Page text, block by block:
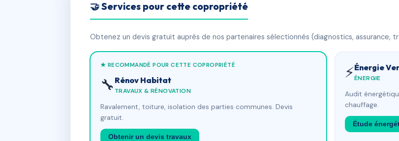
🤝 Services pour cette copropriété
Obtenez un devis gratuit auprès de nos partenaires sélectionnés (diagnostics, assurance,
★ RECOMMANDÉ POUR CETTE COPROPRIÉTÉ
🔧 Rénov Habitat
TRAVAUX & RÉNOVATION
Ravalement, toiture, isolation des parties communes. Devis
gratuit.
Obtenir un devis travaux
⚡Énergie
ÉNERGIE
Audit
chauffage.
Étude